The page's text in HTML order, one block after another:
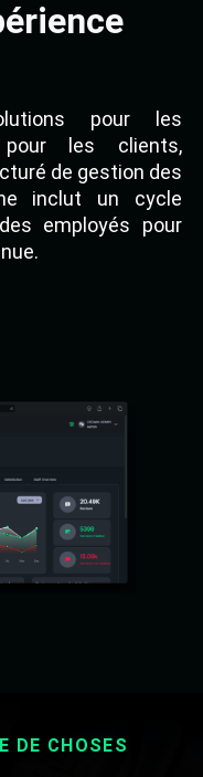
pour les
les clients,
de gestion des
inclut un cycle
employés pour
DE CHOSES